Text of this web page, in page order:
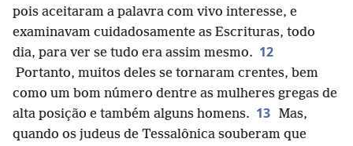
pois aceitaram a palavra com vivo interesse, e
examinavam cuidadosamente as Escrituras, todo
dia, para ver se tudo era assim mesmo. 12
Portanto, muitos deles se tornaram crentes, bem
como um bom número dentre as mulheres gregas de
alta posição e também alguns homens. 13 Mas,
quando os judeus de Tessalônica souberam que